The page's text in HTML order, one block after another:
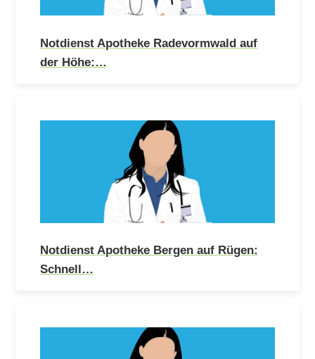
Notdienst Apotheke Radevormwald auf
der Höhe:…
Notdienst Apotheke Bergen auf Rügen:
Schnell…